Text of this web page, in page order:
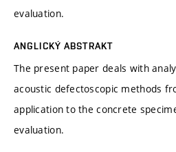
evaluation.
ANGLICKÝ ABSTRAKT
The present paper deals with
acoustic defectoscopic methods
application to the concrete
evaluation.